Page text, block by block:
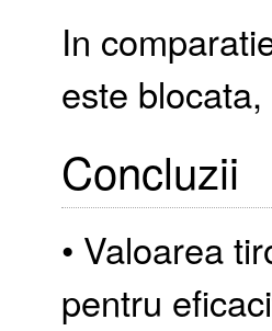
In
este
Concluzii
• Valoarea
pentru